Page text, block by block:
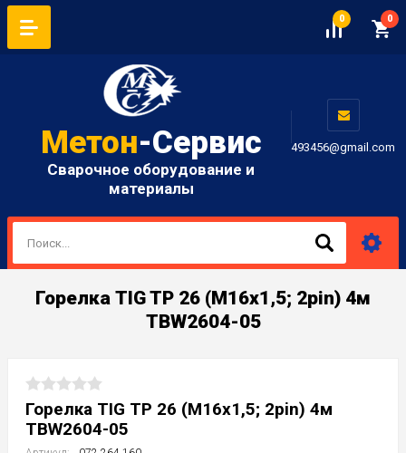
0 0
Метон-Сервис
Сварочное оборудование и
материалы
493456@gmail.com
Горелка TIG TP 26 (M16х1,5; 2pin) 4м
TBW2604-05
Горелка TIG TP 26 (M16х1,5; 2pin) 4м
TBW2604-05